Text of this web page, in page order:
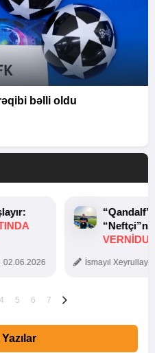
bəlli oldu
02.06.2026 İsmayıl
4 5 6 7